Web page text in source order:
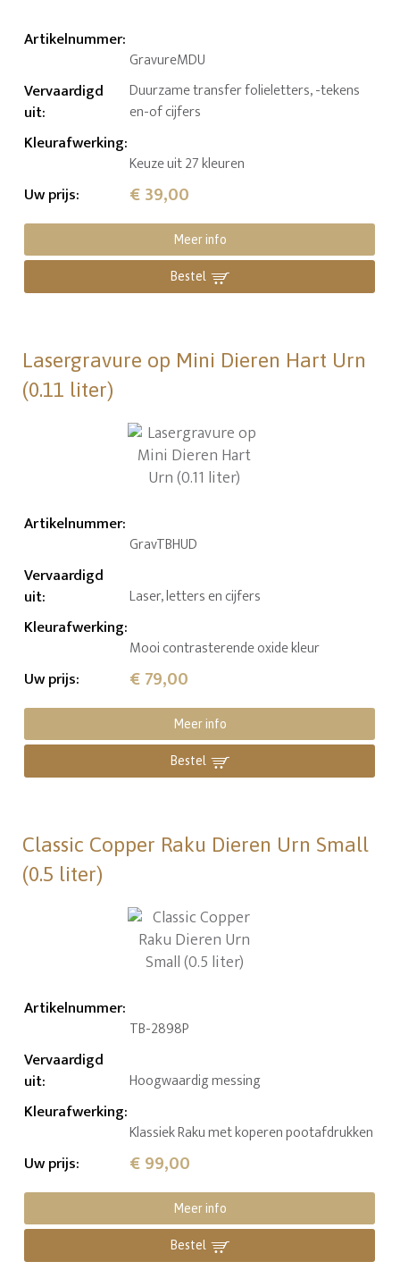
Artikelnummer:
GravureMDU
Vervaardigd
uit:
Duurzame transfer folieletters, -tekens
en-of cijfers
Kleurafwerking:
Keuze uit 27 kleuren
Uw prijs: € 39,00
Meer info
Bestel
Lasergravure op Mini Dieren Hart Urn
(0.11 liter)
Artikelnummer:
GravTBHUD
Vervaardigd
uit: Laser, letters en cijfers
Kleurafwerking:
Mooi contrasterende oxide kleur
Uw prijs: € 79,00
Meer info
Bestel
Classic Copper Raku Dieren Urn Small
(0.5 liter)
Artikelnummer:
TB-2898P
Vervaardigd
uit: Hoogwaardig messing
Kleurafwerking:
Klassiek Raku met koperen pootafdrukken
Uw prijs: € 99,00
Meer info
Bestel